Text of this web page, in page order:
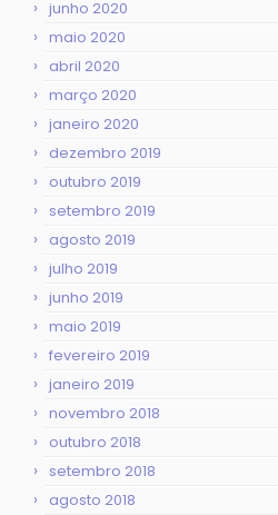
junho 2020
maio 2020
abril 2020
março 2020
janeiro 2020
dezembro 2019
outubro 2019
setembro 2019
agosto 2019
julho 2019
junho 2019
maio 2019
fevereiro 2019
janeiro 2019
novembro 2018
outubro 2018
setembro 2018
agosto 2018